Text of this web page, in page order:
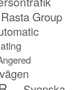
Rasta Group